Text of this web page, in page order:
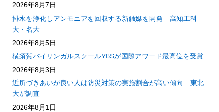
2026年8月7日
排水を浄化しアンモニアを回収する新触媒を開発 高知工科
大・名大
2026年8月5日
横須賀バイリンガルスクールYBSが国際アワード最高位を受賞
2026年8月3日
近所づきあいが良い人は防災対策の実施割合が高い傾向 東北
大が調査
2026年8月1日